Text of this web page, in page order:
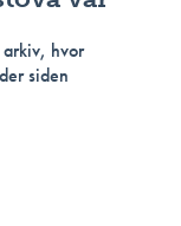
hvor
siden